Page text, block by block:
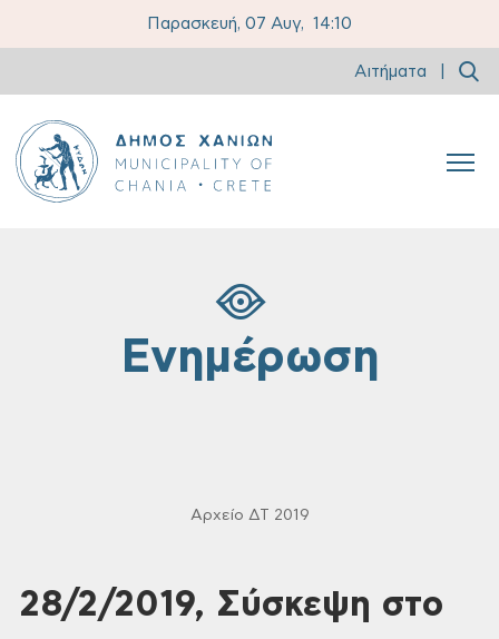
Παρασκευή, 07 Αυγ, 14:10
Αιτήματα
Ενημέρωση
Αρχείο ΔΤ 2019
28/2/2019, Σύσκεψη στο